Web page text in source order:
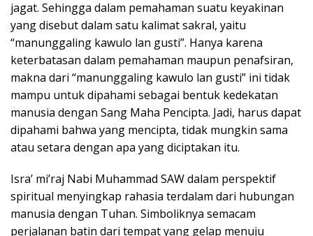
jagat. Sehingga dalam pemahaman suatu keyakinan
yang disebut dalam satu kalimat sakral, yaitu
“manunggaling kawulo lan gusti”. Hanya karena
keterbatasan dalam pemahaman maupun penafsiran,
makna dari “manunggaling kawulo lan gusti” ini tidak
mampu untuk dipahami sebagai bentuk kedekatan
manusia dengan Sang Maha Pencipta. Jadi, harus dapat
dipahami bahwa yang mencipta, tidak mungkin sama
atau setara dengan apa yang diciptakan itu.
Isra’ mi’raj Nabi Muhammad SAW dalam perspektif
spiritual menyingkap rahasia terdalam dari hubungan
manusia dengan Tuhan. Simboliknya semacam
perjalanan batin dari tempat yang gelap menuju